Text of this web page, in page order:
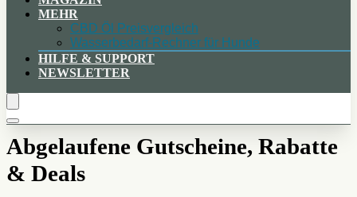
MEHR
CBD Öl Preisvergleich
Wasserbedarf-Rechner für Hunde
HILFE & SUPPORT
NEWSLETTER
Abgelaufene Gutscheine, Rabatte
& Deals